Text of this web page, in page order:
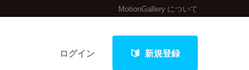
MotionGallery について
ログイン 新規登録